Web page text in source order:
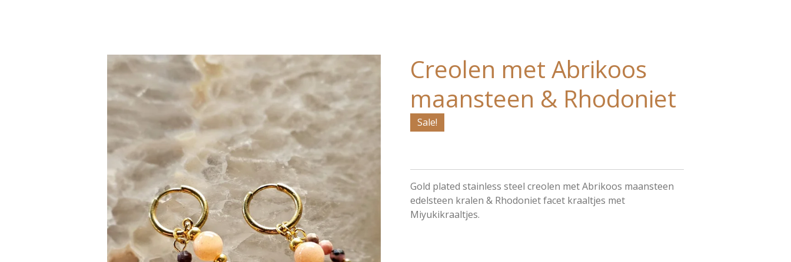
Creolen met Abrikoos
maansteen & Rhodoniet
Sale!
Gold plated stainless steel creolen met Abrikoos maansteen
edelsteen kralen & Rhodoniet facet kraaltjes met
Miyukikraaltjes.